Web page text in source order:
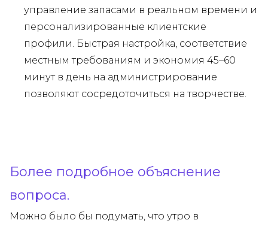
управление запасами в реальном времени и
персонализированные клиентские
профили. Быстрая настройка, соответствие
местным требованиям и экономия 45–60
минут в день на администрирование
позволяют сосредоточиться на творчестве.
Более подробное объяснение
вопроса.
Можно было бы подумать, что утро в